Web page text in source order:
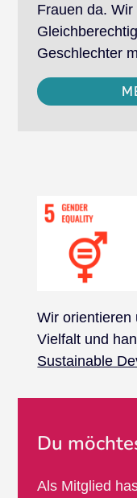
Frauen da.
Geschlechter
Wir orientieren
Vielfalt und
Sustainable
Du
Als Mitglied